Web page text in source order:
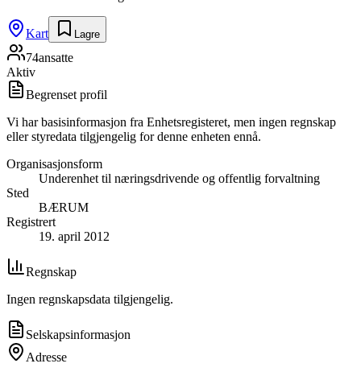
Kart Lagre
74ansatte
Aktiv
Begrenset profil
Vi har basisinformasjon fra Enhetsregisteret, men ingen regnskap
eller styredata tilgjengelig for denne enheten ennå.
Organisasjonsform
Underenhet til næringsdrivende og offentlig forvaltning
Sted
BÆRUM
Registrert
19. april 2012
Regnskap
Ingen regnskapsdata tilgjengelig.
Selskapsinformasjon
Adresse